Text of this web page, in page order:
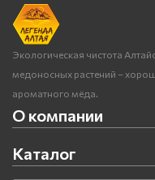
Экологическая чистота
медоносных растений –
ароматного мёда.
О компании
Каталог